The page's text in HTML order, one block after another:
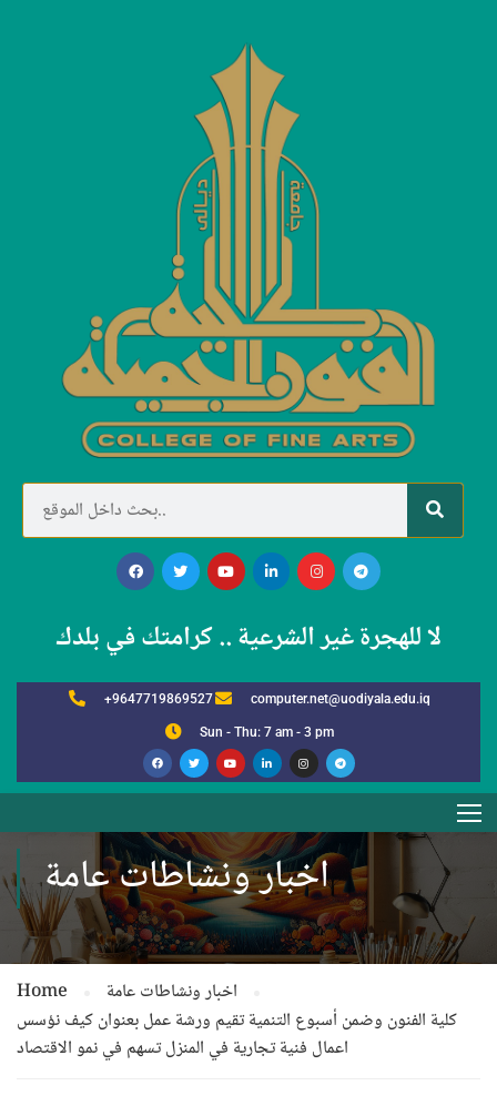
لا للهجرة غير الشرعية .. كرامتك في بلدك
+9647719869527 computer.net@uodiyala.edu.iq
Sun - Thu: 7 am - 3 pm
اخبار ونشاطات عامة
Home
اخبار ونشاطات عامة
كلية الفنون وضمن أسبوع التنمية تقيم ورشة عمل بعنوان كيف نؤسس
اعمال فنية تجارية في المنزل تسهم في نمو الاقتصاد